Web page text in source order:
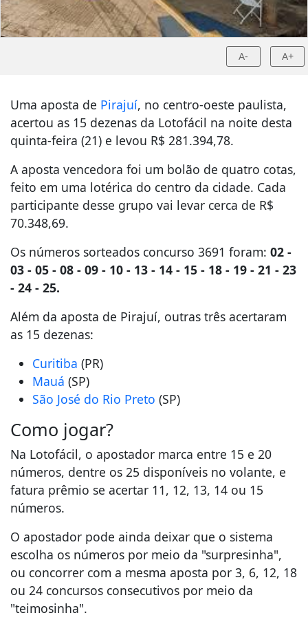
A- A+
Uma aposta de Pirajuí, no centro-oeste paulista,
acertou as 15 dezenas da Lotofácil na noite desta
quinta-feira (21) e levou R$ 281.394,78.
A aposta vencedora foi um bolão de quatro cotas,
feito em uma lotérica do centro da cidade. Cada
participante desse grupo vai levar cerca de R$
70.348,69.
Os números sorteados concurso 3691 foram: 02 -
03 - 05 - 08 - 09 - 10 - 13 - 14 - 15 - 18 - 19 - 21 - 23
- 24 - 25.
Além da aposta de Pirajuí, outras três acertaram
as 15 dezenas:
Curitiba (PR)
Mauá (SP)
São José do Rio Preto (SP)
Como jogar?
Na Lotofácil, o apostador marca entre 15 e 20
números, dentre os 25 disponíveis no volante, e
fatura prêmio se acertar 11, 12, 13, 14 ou 15
números.
O apostador pode ainda deixar que o sistema
escolha os números por meio da "surpresinha",
ou concorrer com a mesma aposta por 3, 6, 12, 18
ou 24 concursos consecutivos por meio da
"teimosinha".